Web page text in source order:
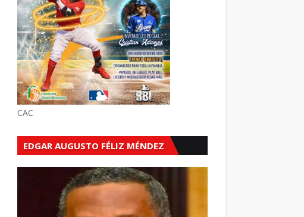
CAC
EDGAR AUGUSTO FÉLIZ MÉNDEZ